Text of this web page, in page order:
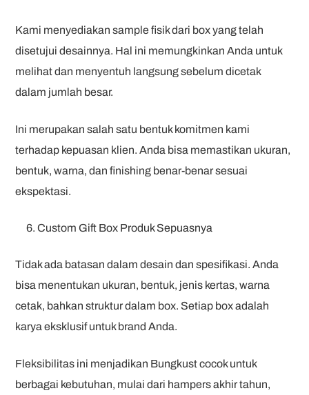
Kami menyediakan sample fisik dari box yang telah
disetujui desainnya. Hal ini memungkinkan Anda untuk
melihat dan menyentuh langsung sebelum dicetak
dalam jumlah besar.
Ini merupakan salah satu bentuk komitmen kami
terhadap kepuasan klien. Anda bisa memastikan ukuran,
bentuk, warna, dan finishing benar-benar sesuai
ekspektasi.
Custom Gift Box Produk Sepuasnya
Tidak ada batasan dalam desain dan spesifikasi. Anda
bisa menentukan ukuran, bentuk, jenis kertas, warna
cetak, bahkan struktur dalam box. Setiap box adalah
karya eksklusif untuk brand Anda.
Fleksibilitas ini menjadikan Bungkust cocok untuk
berbagai kebutuhan, mulai dari hampers akhir tahun,